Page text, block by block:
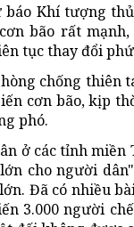
Khí tượng
bão rất
tục thay đổi
chống
cơn bão, kịp
phó.
ở các tỉnh
cho người
Đã có nhiều
3.000 người